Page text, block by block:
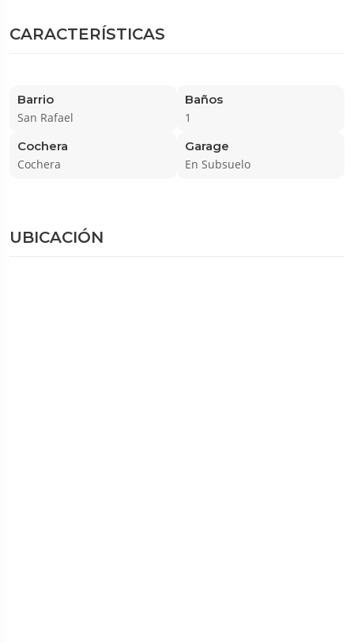
CARACTERÍSTICAS
Barrio
San Rafael
Baños
1
Cochera
Cochera
Garage
En Subsuelo
UBICACIÓN